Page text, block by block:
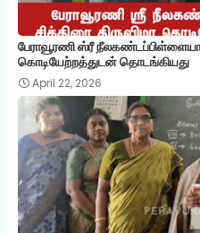
பேராவூரணி ஸ்ரீ
கொடியேற்றத்துடன் தொடங்கியது
April 22, 2026